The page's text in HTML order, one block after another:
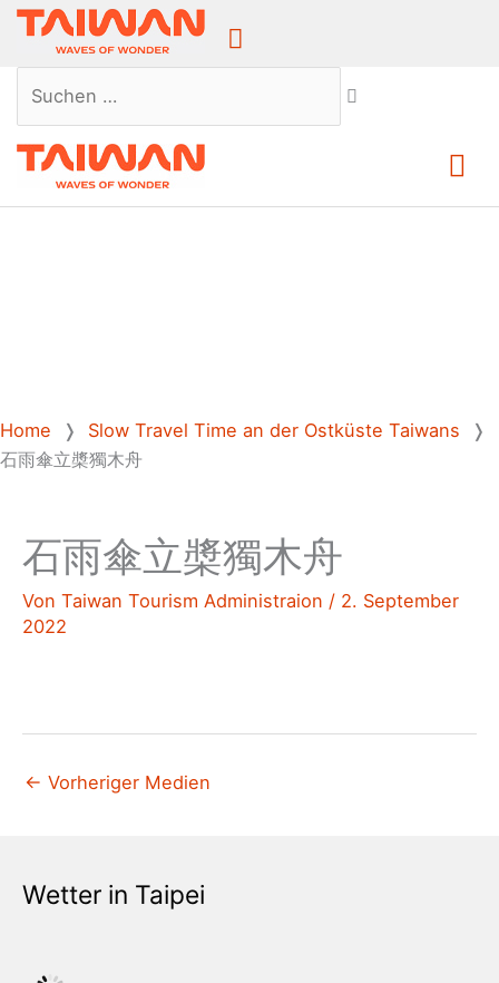
Above
Suchen …
Home ❭ Slow Travel Time an der Ostküste Taiwans ❭
石雨傘立槳獨木舟
石雨傘立槳獨木舟
Von Taiwan Tourism Administraion / 2. September
2022
← Vorheriger Medien
Wetter in Taipei